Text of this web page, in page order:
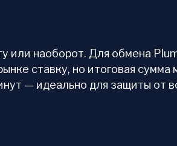
или наоборот. Для обмена
ставку, но итоговая сумма
— идеально для защиты от